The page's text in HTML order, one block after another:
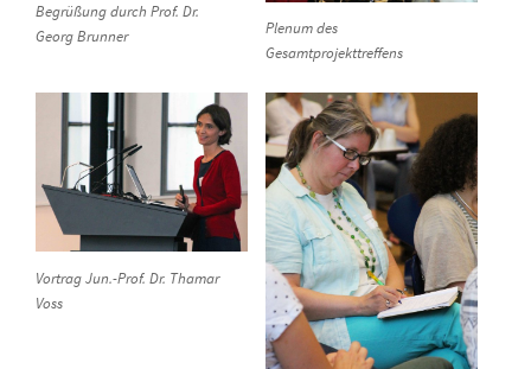
Begrüßung durch Prof. Dr.
Georg Brunner
Plenum des
Gesamtprojekttreffens
Vortrag Jun.-Prof. Dr. Thamar
Voss